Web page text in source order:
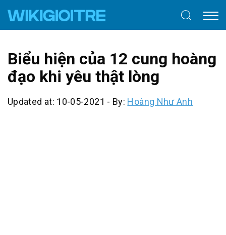
Biểu hiện của 12 cung hoàng
đạo khi yêu thật lòng
Updated at: 10-05-2021 - By: Hoàng Như Anh